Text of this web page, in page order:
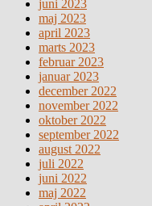
juni 2023
maj 2023
april 2023
marts 2023
februar 2023
januar 2023
december 2022
november 2022
oktober 2022
september 2022
august 2022
juli 2022
juni 2022
maj 2022